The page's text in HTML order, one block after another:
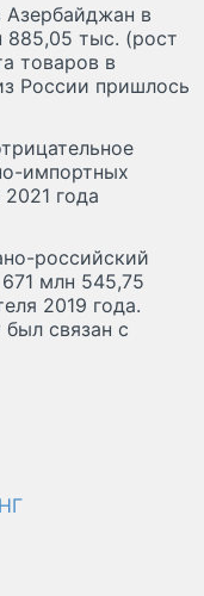
в
885,05 тыс. (рост
товаров в
России пришлось
импортных
года
российский
млн 545,75
2019 года.
связан с